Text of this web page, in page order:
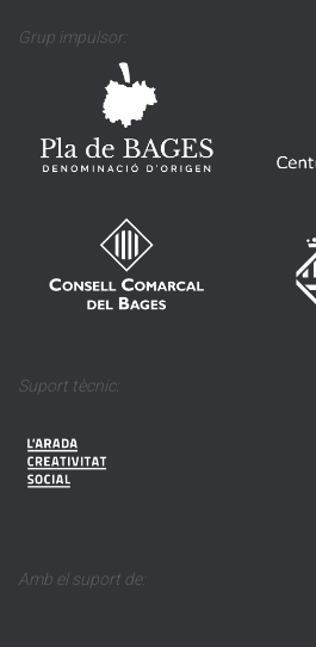
Grup impulsor:
Suport tècnic:
Amb el suport de: